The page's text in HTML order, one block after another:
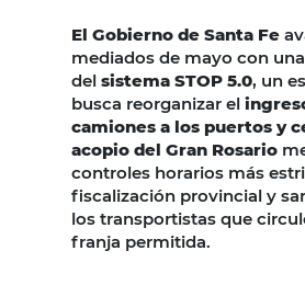
El Gobierno de Santa Fe
mediados de mayo con
del sistema STOP 5.0, un
busca reorganizar el
camiones a los puertos y
acopio del Gran Rosario
controles horarios más
fiscalización provincial y
los transportistas que
franja permitida.